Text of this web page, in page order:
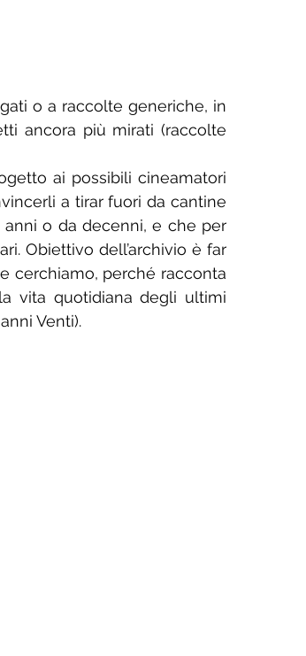
o a raccolte generiche, in
ancora più mirati (raccolte
ai possibili cineamatori
a tirar fuori da cantine
o da decenni, e che per
Obiettivo dell’archivio è far
cerchiamo, perché racconta
vita quotidiana degli ultimi
Venti).